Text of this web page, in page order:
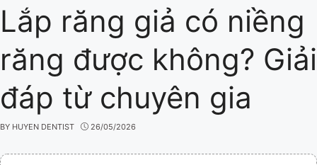
Lắp răng giả có niềng
răng được không? Giải
đáp từ chuyên gia
BY HUYEN DENTIST 26/05/2026